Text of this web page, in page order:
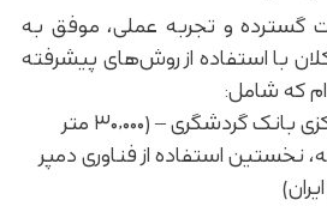
گسترده و تجربه عملی، موفق به
با استفاده از روش‌های پیشرفته
که شامل:
ساختمان مرکزی بانک گردشگری – (۳۰,۰۰۰ متر
۲۱ طبقه، نخستین استفاده از فناوری دمپر